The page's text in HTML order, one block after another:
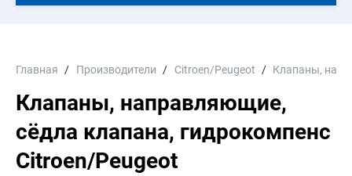
Главная Производители Citroen/Peugeot Клапаны,
Клапаны, направляющие,
сёдла клапана, гидрокомпенс
Citroen/Peugeot